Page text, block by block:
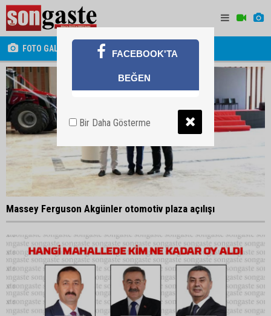
FOTO GALERİ
Massey Ferguson Akgünler otomotiv plaza açılışı
FACEBOOK'TA
BEĞEN
Bir Daha Gösterme